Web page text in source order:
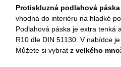
Protiskluzná podlahová páska
vhodná do interiéru na hladké
Podlahová páska je extra tenká
R10 dle DIN 51130. V nabídce
Můžete si vybrat z velkého